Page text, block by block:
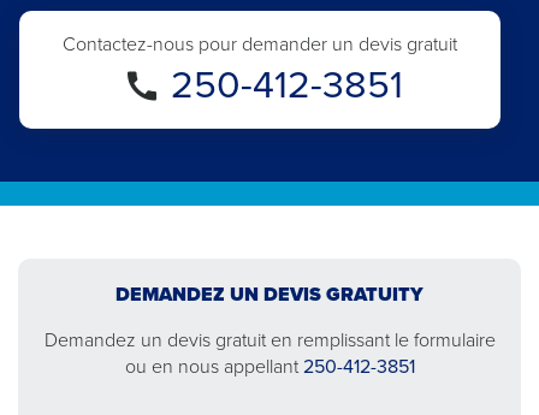
Contactez-nous pour demander un devis gratuit
250-412-3851
DEMANDEZ UN DEVIS GRATUITY
Demandez un devis gratuit en remplissant le formulaire
ou en nous appellant 250-412-3851